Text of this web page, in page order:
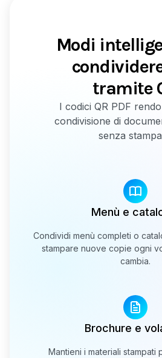
Modi
tramite
I codici QR PDF
condivisione di
senza
Menù e
Condividi menù completi o
stampare nuove copie ogni
cambia.
Brochure e
Mantieni i materiali stampati